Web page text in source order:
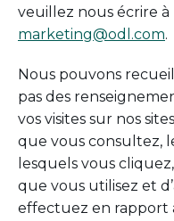
veuillez nous écrire à
marketing@odl.com.
Nous pouvons
pas des
vos visites sur nos
que vous consultez,
lesquels vous
que vous utilisez et
effectuez en rapport